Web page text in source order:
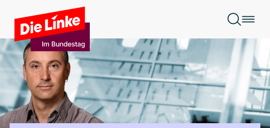
Zum Hauptinhalt springen